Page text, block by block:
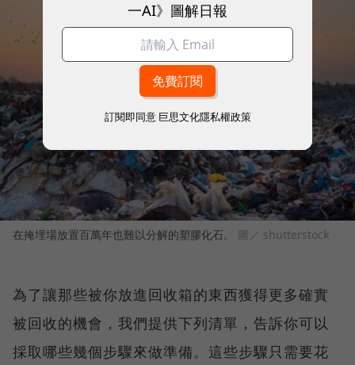
在掩埋場放置百萬年也難以分解的塑膠化石。 圖／ shutterstock
為了讓那些被你放進回收箱的東西獲得更多確實
被回收的機會，我們提供下列清單，告訴你可以
採取哪些幾個步驟來做準備。這些步驟只需要花
一AI》圖解日報
訂閱即同意 巨思文化隱私權政策